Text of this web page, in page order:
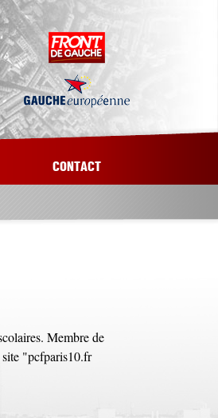
CONTACT
Membre de
"pcfparis10.fr